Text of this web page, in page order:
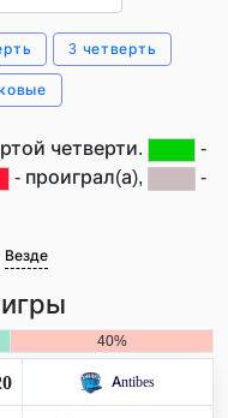
3 четверть
четверти.
-
- проиграл(а),
-
Везде
40%
Antibes